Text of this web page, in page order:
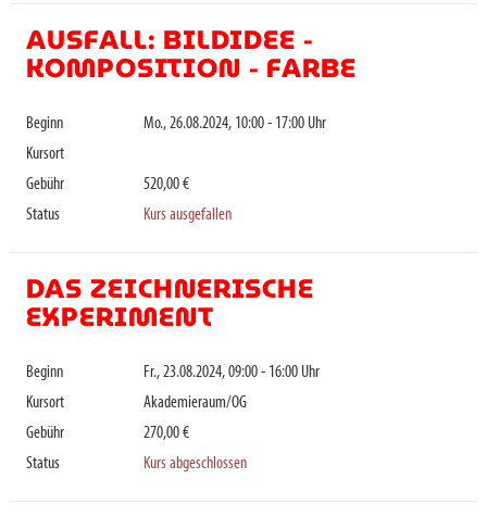
AUSFALL: BILDIDEE -
KOMPOSITION - FARBE
Beginn
Mo., 26.08.2024, 10:00 - 17:00 Uhr
Kursort
Gebühr
520,00 €
Status
Kurs ausgefallen
DAS ZEICHNERISCHE
EXPERIMENT
Beginn
Fr., 23.08.2024, 09:00 - 16:00 Uhr
Kursort
Akademieraum/OG
Gebühr
270,00 €
Status
Kurs abgeschlossen